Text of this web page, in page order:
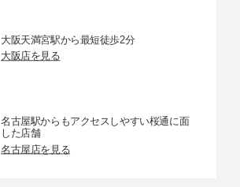
大阪天満宮駅から最短徒歩2分
大阪店を見る
名古屋駅からもアクセスしやすい桜通に面
した店舗
名古屋店を見る